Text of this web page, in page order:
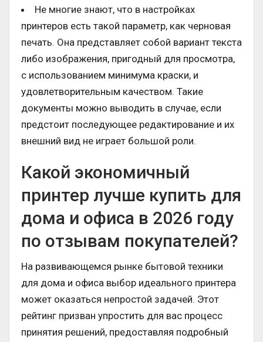
Не многие знают, что в настройках
принтеров есть такой параметр, как черновая
печать. Она представляет собой вариант текста
либо изображения, пригодный для просмотра,
с использованием минимума краски, и
удовлетворительным качеством. Такие
документы можно выводить в случае, если
предстоит последующее редактирование и их
внешний вид не играет большой роли.
Какой экономичный
принтер лучше купить для
дома и офиса в 2026 году
по отзывам покупателей?
На развивающемся рынке бытовой техники
для дома и офиса выбор идеального принтера
может оказаться непростой задачей. Этот
рейтинг призван упростить для вас процесс
принятия решений, предоставляя подробный